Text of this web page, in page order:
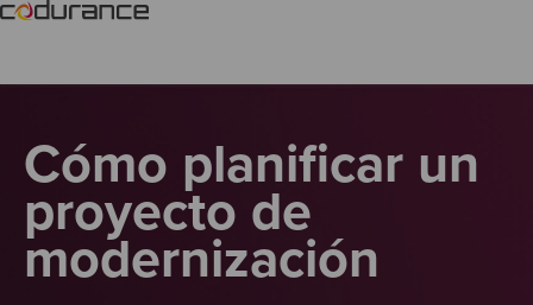
Cómo planificar un
proyecto de
modernización